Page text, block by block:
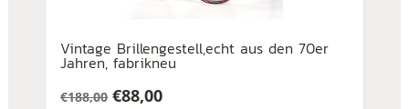
Vintage Brillengestell,echt aus den 70er
Jahren, fabrikneu
€188,00 €88,00